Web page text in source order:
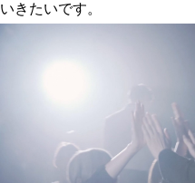
いきたいです。